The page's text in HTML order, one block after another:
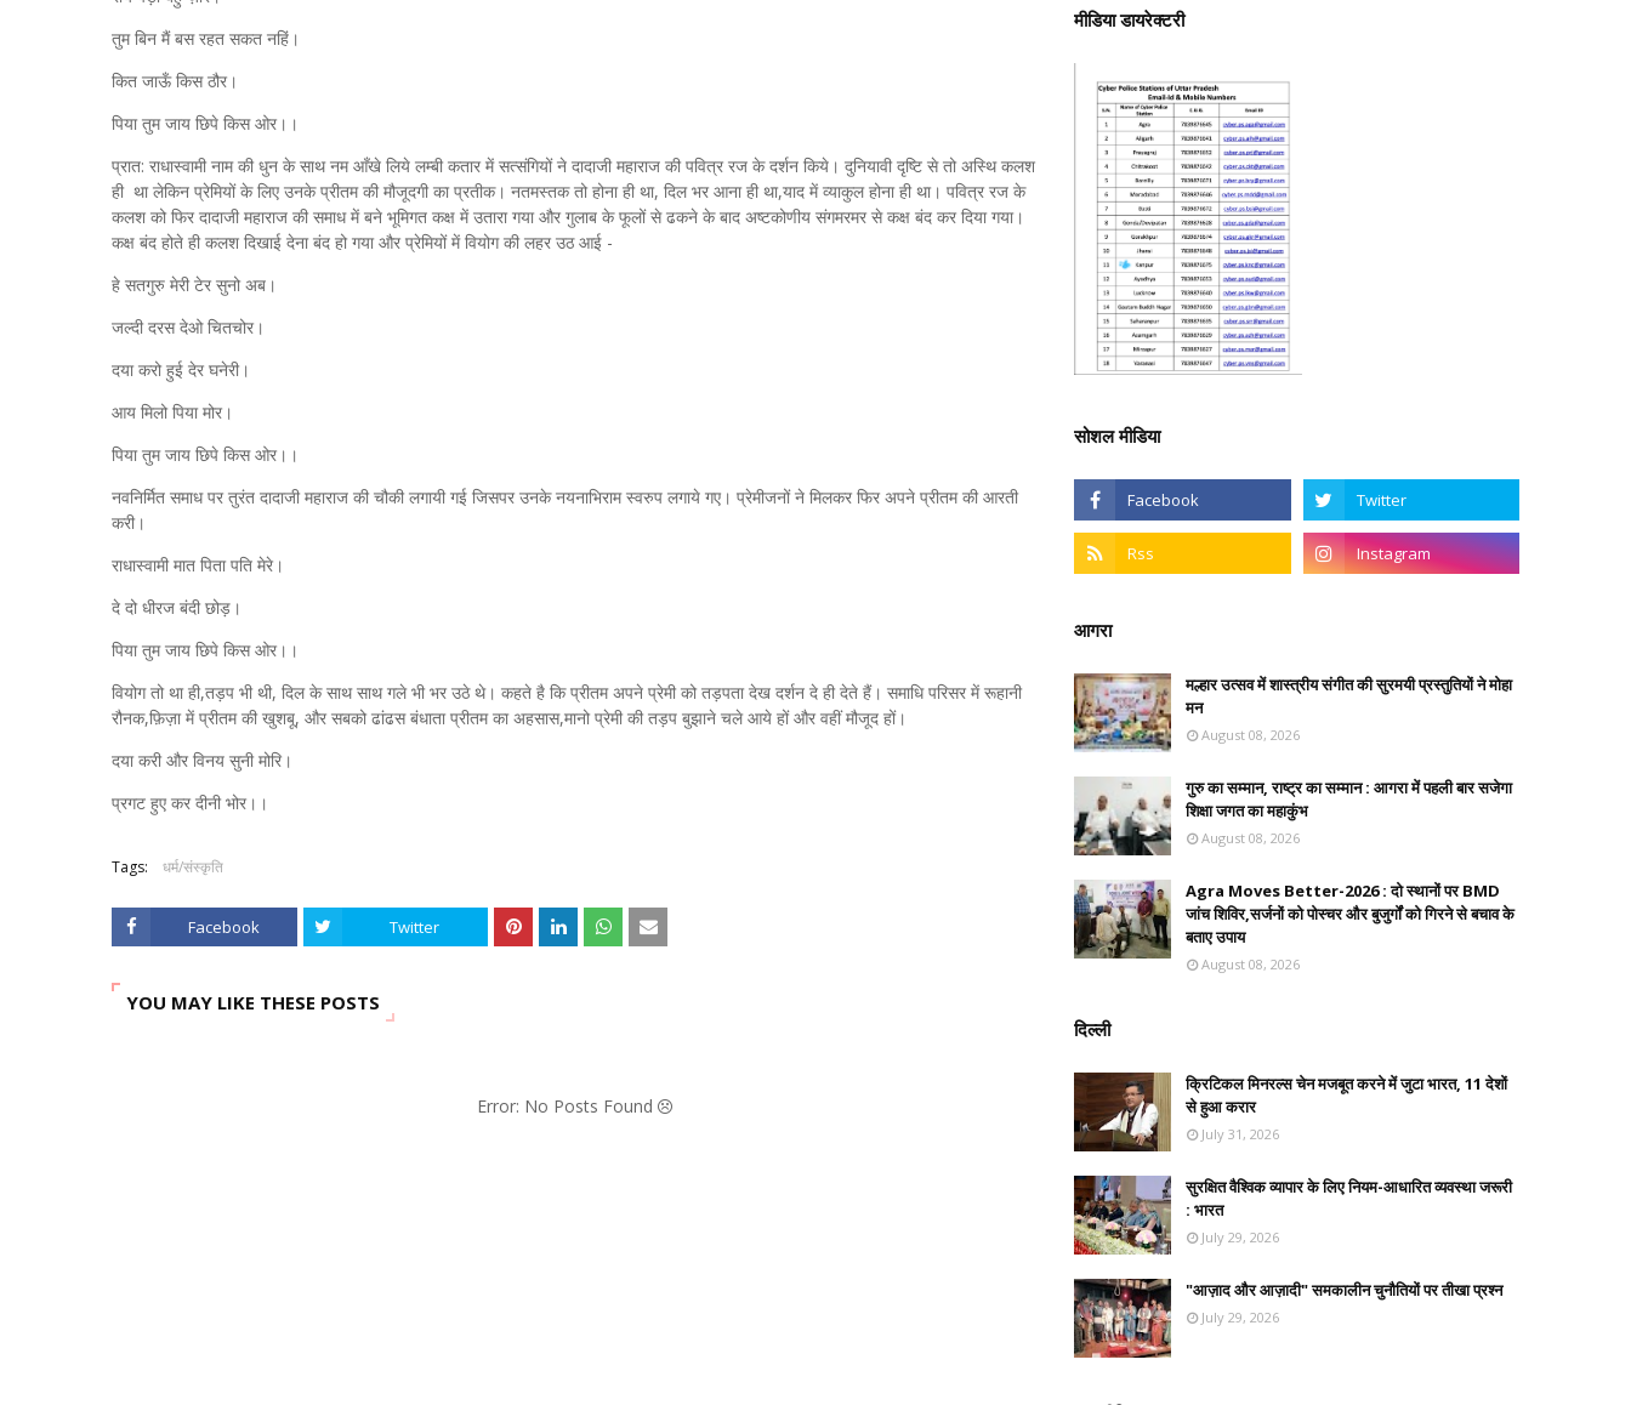
तुम बिन मैं बस रहत सकत नहिं।
कित जाऊँ किस ठौर।
पिया तुम जाय छिपे किस ओर।।
प्रात: राधास्वामी नाम की धुन के साथ नम आँखे लिये लम्बी कतार में सत्संगियों ने दादाजी महाराज की पवित्र रज के दर्शन किये। दुनियावी दृष्टि से तो अस्थि कलश
ही था लेकिन प्रेमियों के लिए उनके प्रीतम की मौजूदगी का प्रतीक। नतमस्तक तो होना ही था, दिल भर आना ही था,याद में व्याकुल होना ही था। पवित्र रज के
कलश को फिर दादाजी महाराज की समाध में बने भूमिगत कक्ष में उतारा गया और गुलाब के फूलों से ढकने के बाद अष्टकोणीय संगमरमर से कक्ष बंद कर दिया गया।
कक्ष बंद होते ही कलश दिखाई देना बंद हो गया और प्रेमियों में वियोग की लहर उठ आई -
हे सतगुरु मेरी टेर सुनो अब।
जल्दी दरस देओ चितचोर।
दया करो हुई देर घनेरी।
आय मिलो पिया मोर।
पिया तुम जाय छिपे किस ओर।।
नवनिर्मित समाध पर तुरंत दादाजी महाराज की चौकी लगायी गई जिसपर उनके नयनाभिराम स्वरुप लगाये गए। प्रेमीजनों ने मिलकर फिर अपने प्रीतम की आरती
करी।
राधास्वामी मात पिता पति मेरे।
दे दो धीरज बंदी छोड़।
पिया तुम जाय छिपे किस ओर।।
वियोग तो था ही,तड़प भी थी, दिल के साथ साथ गले भी भर उठे थे। कहते है कि प्रीतम अपने प्रेमी को तड़पता देख दर्शन दे ही देते हैं। समाधि परिसर में रूहानी
रौनक,फ़िज़ा में प्रीतम की खुशबू, और सबको ढांढस बंधाता प्रीतम का अहसास,मानो प्रेमी की तड़प बुझाने चले आये हों और वहीं मौजूद हों।
दया करी और विनय सुनी मोरि।
प्रगट हुए कर दीनी भोर।।
Tags: धर्म/संस्कृति
Facebook Twitter
YOU MAY LIKE THESE POSTS
Error: No Posts Found
मीडिया डायरेक्टरी
सोशल मीडिया
आगरा
मल्हार उत्सव में शास्त्रीय संगीत की सुरमयी प्रस्तुतियों ने मोहा
मन
August 08, 2026
गुरु का सम्मान, राष्ट्र का सम्मान : आगरा में पहली बार सजेगा
शिक्षा जगत का महाकुंभ
August 08, 2026
Agra Moves Better-2026 : दो स्थानों पर BMD
जांच शिविर,सर्जनों को पोस्चर और बुजुर्गों को गिरने से बचाव के
बताए उपाय
August 08, 2026
दिल्ली
क्रिटिकल मिनरल्स चेन मजबूत करने में जुटा भारत, 11 देशों
से हुआ करार
July 31, 2026
सुरक्षित वैश्विक व्यापार के लिए नियम-आधारित व्यवस्था जरूरी
: भारत
July 29, 2026
"आज़ाद और आज़ादी" समकालीन चुनौतियों पर तीखा प्रश्न
July 29, 2026